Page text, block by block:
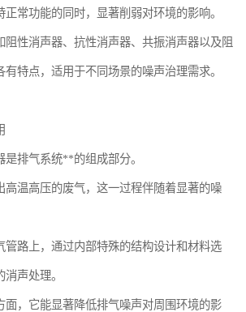
常功能的同时，显著削弱对环境的影响。
阻性消声器、抗性消声器、共振消声器以及阻
特点，适用于不同场景的噪声治理需求。
排气系统**的组成部分。
高温高压的废气，这一过程伴随着显著的噪
管路上，通过内部特殊的结构设计和材料选
声处理。
面，它能显著降低排气噪声对周围环境的影